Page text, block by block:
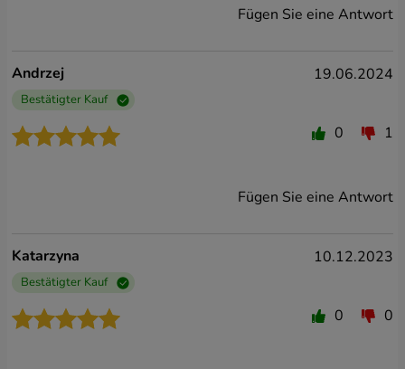
Fügen Sie eine Antwort
Andrzej
Bestätigter Kauf
19.06.2024
0 1
Fügen Sie eine Antwort
Katarzyna
Bestätigter Kauf
10.12.2023
0 0